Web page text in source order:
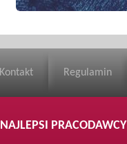
Kontakt Regulamin
NAJLEPSI PRACODAWCY